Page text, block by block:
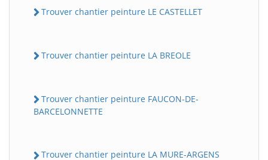
Trouver chantier peinture LE CASTELLET
Trouver chantier peinture LA BREOLE
Trouver chantier peinture FAUCON-DE-
BARCELONNETTE
Trouver chantier peinture LA MURE-ARGENS